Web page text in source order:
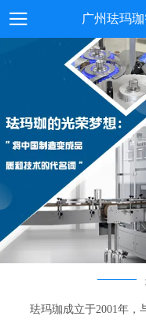
广州珐玛
珐玛珈成立于2001年，